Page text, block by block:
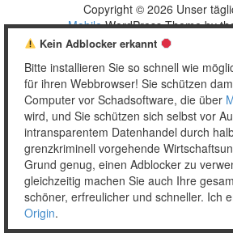
Copyright © 2026 Unser
MobileWordPress Theme by
Kein Adblocker erkannt
Bitte installieren Sie so schnell wie
für ihren Webbrowser! Sie schützen
Computer vor Schadsoftware, die über
wird, und Sie schützen sich selbst vor
intransparentem Datenhandel durch
grenzkriminell vorgehende
Grund genug, einen Adblocker zu
gleichzeitig machen Sie auch Ihre
schöner, erfreulicher und schneller. Ich
Origin.